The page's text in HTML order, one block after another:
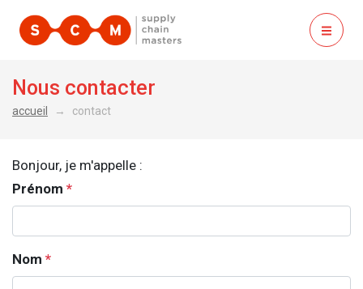
ouvrir
Nous contacter
accueil contact
Bonjour, je m'appelle :
Prénom *
Nom *